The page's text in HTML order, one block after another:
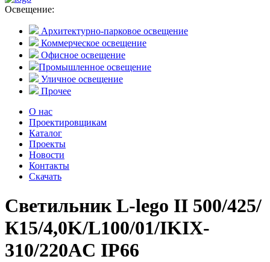
Освещение:
Архитектурно-парковое освещение
Коммерческое освещение
Офисное освещение
Промышленное освещение
Уличное освещение
Прочее
О нас
Проектировщикам
Каталог
Проекты
Новости
Контакты
Скачать
Светильник L-lego II 500/425/
К15/4,0K/L100/01/IKIX-
310/220AC IP66